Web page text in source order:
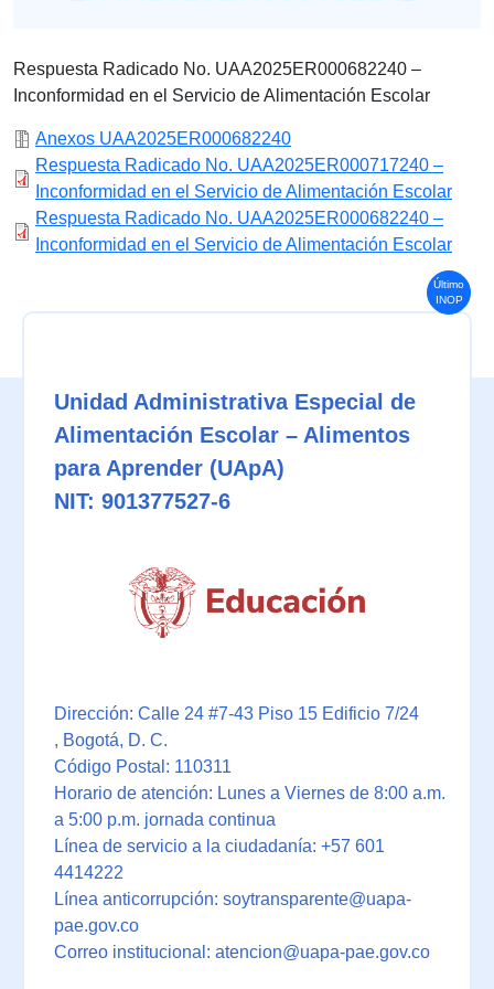
Último
INOP
Respuesta Radicado No. UAA2025ER000682240 –
Inconformidad en el Servicio de Alimentación Escolar
Anexos UAA2025ER000682240
Respuesta Radicado No. UAA2025ER000717240 –
Inconformidad en el Servicio de Alimentación Escolar
Respuesta Radicado No. UAA2025ER000682240 –
Inconformidad en el Servicio de Alimentación Escolar
Unidad Administrativa Especial de
Alimentación Escolar – Alimentos
para Aprender (UApA)
NIT: 901377527-6
Dirección: Calle 24 #7-43 Piso 15 Edificio 7/24
, Bogotá, D. C.
Código Postal: 110311
Horario de atención: Lunes a Viernes de 8:00 a.m.
a 5:00 p.m. jornada continua
Línea de servicio a la ciudadanía: +57 601
4414222
Línea anticorrupción: soytransparente@uapa-
pae.gov.co
Correo institucional: atencion@uapa-pae.gov.co